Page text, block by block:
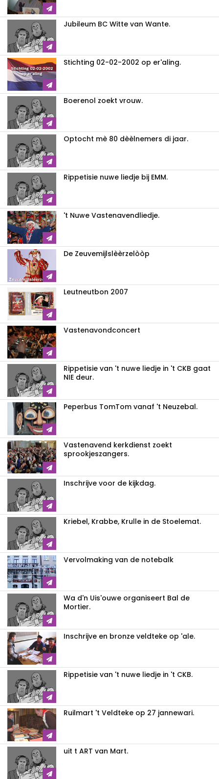
Jubileum BC Witte van Wante.
Stichting 02-02-2002 op er'aling.
Boerenol zoekt vrouw.
Optocht mè 80 dèèlnemers di jaar.
Rippetisie nuwe liedje bij EMM.
't Nuwe Vastenavendliedje.
De Zeuvemijlslèèrzelòòp
Leutneutbon 2007
Vastenavondconcert
Rippetisie van 't nuwe liedje in 't CKB gaat
NIE deur.
Peperbus TomTom vanaf 't Neuzebal.
Vastenavend kerkdienst zoekt
sprookjeszangers.
Inschrijve voor de kijkdag.
Kriebel, Krabbe, Krulle in de Stoelemat.
Vervolmaking van de notebalk
Wa d'n Uis'ouwe organiseert Bal de
Mortier.
Inschrijve en bronze veldteke op 'ale.
Rippetisie van 't nuwe liedje in 't CKB.
Ruilmart 't Veldteke op 27 jannewari.
uit t ART van Mart.